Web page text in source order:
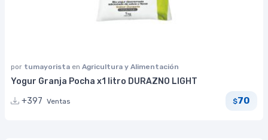
por tumayorista en Agricultura y Alimentación
Yogur Granja Pocha x1 litro DURAZNO LIGHT
+397 Ventas $70